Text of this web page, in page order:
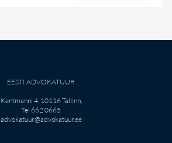
EESTI ADVOKATUUR
Kentmanni 4, 10116 Tallinn,
Tel 662 0665
advokatuur@advokatuur.ee